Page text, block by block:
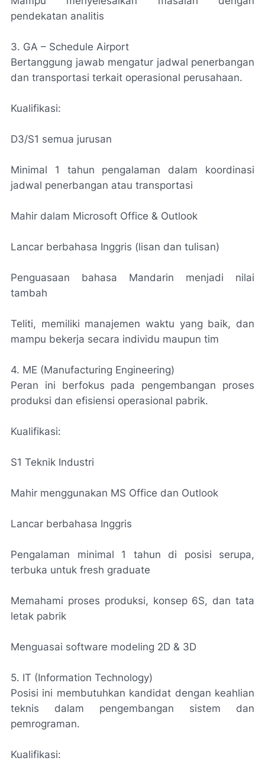
pendekatan analitis
3. GA – Schedule Airport
Bertanggung jawab mengatur jadwal penerbangan
dan transportasi terkait operasional perusahaan.
Kualifikasi:
D3/S1 semua jurusan
Minimal 1 tahun pengalaman dalam koordinasi
jadwal penerbangan atau transportasi
Mahir dalam Microsoft Office & Outlook
Lancar berbahasa Inggris (lisan dan tulisan)
Penguasaan bahasa Mandarin menjadi nilai
tambah
Teliti, memiliki manajemen waktu yang baik, dan
mampu bekerja secara individu maupun tim
4. ME (Manufacturing Engineering)
Peran ini berfokus pada pengembangan proses
produksi dan efisiensi operasional pabrik.
Kualifikasi:
S1 Teknik Industri
Mahir menggunakan MS Office dan Outlook
Lancar berbahasa Inggris
Pengalaman minimal 1 tahun di posisi serupa,
terbuka untuk fresh graduate
Memahami proses produksi, konsep 6S, dan tata
letak pabrik
Menguasai software modeling 2D & 3D
5. IT (Information Technology)
Posisi ini membutuhkan kandidat dengan keahlian
teknis dalam pengembangan sistem dan
pemrograman.
Kualifikasi: